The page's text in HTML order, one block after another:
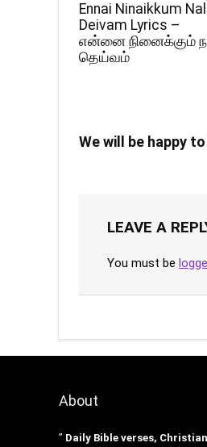
Ennai Ninaikkum
Deivam Lyrics –
என்னை நினைக்கும்
தெய்வம்
We will be happy
LEAVE A
You must be
About
” Daily Bible verses,